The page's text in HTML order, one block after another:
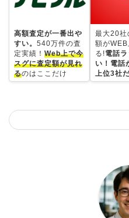
高額査定が一番出や
すい。 540万件の査
定実績！ Web上で今
スグに査定額が見れ
るのはここだけ
最大20社
額が
る!電話
い！電話
上位3社